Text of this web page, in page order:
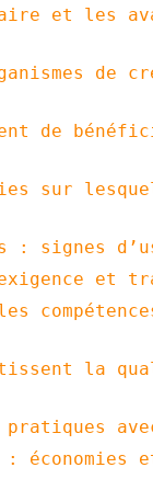
et les
de
de
sur
: signes
et
la
: